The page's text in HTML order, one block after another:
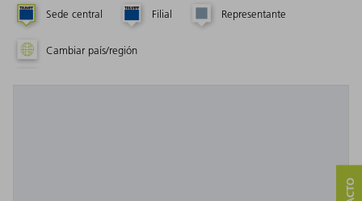
Sede central Filial Representante
Cambiar país/región